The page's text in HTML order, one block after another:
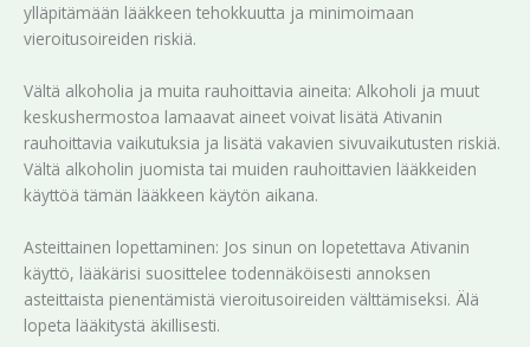
ylläpitämään lääkkeen tehokkuutta ja minimoimaan
vieroitusoireiden riskiä.
Vältä alkoholia ja muita rauhoittavia aineita: Alkoholi ja muut
keskushermostoa lamaavat aineet voivat lisätä Ativanin
rauhoittavia vaikutuksia ja lisätä vakavien sivuvaikutusten riskiä.
Vältä alkoholin juomista tai muiden rauhoittavien lääkkeiden
käyttöä tämän lääkkeen käytön aikana.
Asteittainen lopettaminen: Jos sinun on lopetettava Ativanin
käyttö, lääkärisi suosittelee todennäköisesti annoksen
asteittaista pienentämistä vieroitusoireiden välttämiseksi. Älä
lopeta lääkitystä äkillisesti.